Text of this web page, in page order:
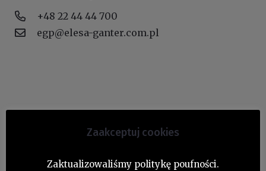
+48 22 44 44 700
egp@elesa-ganter.com.pl
Jak zabezpieczyć przestrzeń pracy robota? Case
study firmy Wessper
Zaakceptuj cookies
Zaktualizowaliśmy politykę poufności.